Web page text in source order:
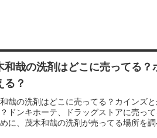
和哉の洗剤はどこに売ってる？
る？
哉の洗剤はどこに売ってる？カインズ
ドンキホーテ、ドラッグストアに売っ
に、茂木和哉の洗剤が売ってる場所を調